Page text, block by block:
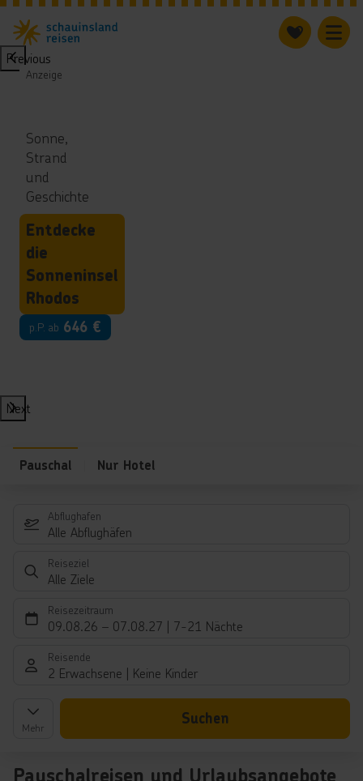
Previous
Sonne,
Strand
und
Geschichte
Entdecke
die
Sonneninsel
Rhodos
p.P. ab 646 €
Next
Pauschal Nur Hotel
Abflughafen
Alle Abflughäfen
Reiseziel
Alle Ziele
Reisezeitraum
09.08.26 – 07.08.27 7-21 Nächte
Reisende
2 Erwachsene Keine Kinder
Mehr
Suchen
Anzeige
Pauschalreisen und Urlaubsangebote